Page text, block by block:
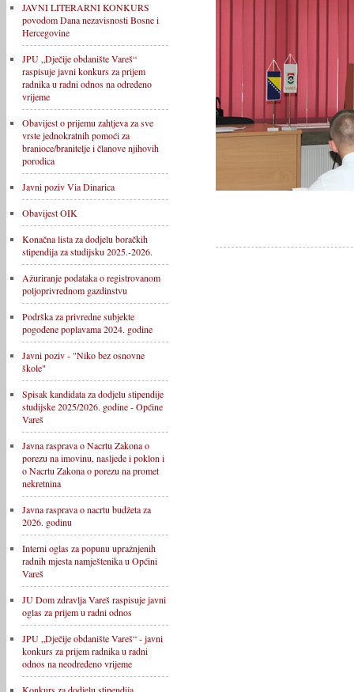
JAVNI LITERARNI KONKURS
povodom Dana nezavisnosti Bosne i
Hercegovine
JPU „Dječije obdanište Vareš“
raspisuje javni konkurs za prijem
radnika u radni odnos na određeno
vrijeme
Obavijest o prijemu zahtjeva za sve
vrste jednokratnih pomoći za
branioce/branitelje i članove njihovih
porodica
Javni poziv Via Dinarica
Obavijest OIK
Konačna lista za dodjelu boračkih
stipendija za studijsku 2025.-2026.
Ažuriranje podataka o registrovanom
poljoprivrednom gazdinstvu
Podrška za privredne subjekte
pogođene poplavama 2024. godine
Javni poziv - "Niko bez osnovne
škole"
Spisak kandidata za dodjelu stipendije
studijske 2025/2026. godine - Općine
Vareš
Javna rasprava o Nacrtu Zakona o
porezu na imovinu, nasljeđe i poklon i
o Nacrtu Zakona o porezu na promet
nekretnina
Javna rasprava o nacrtu budžeta za
2026. godinu
Interni oglas za popunu upražnjenih
radnih mjesta namještenika u Općini
Vareš
JU Dom zdravlja Vareš raspisuje javni
oglas za prijem u radni odnos
JPU „Dječije obdanište Vareš“ - javni
konkurs za prijem radnika u radni
odnos na neodređeno vrijeme